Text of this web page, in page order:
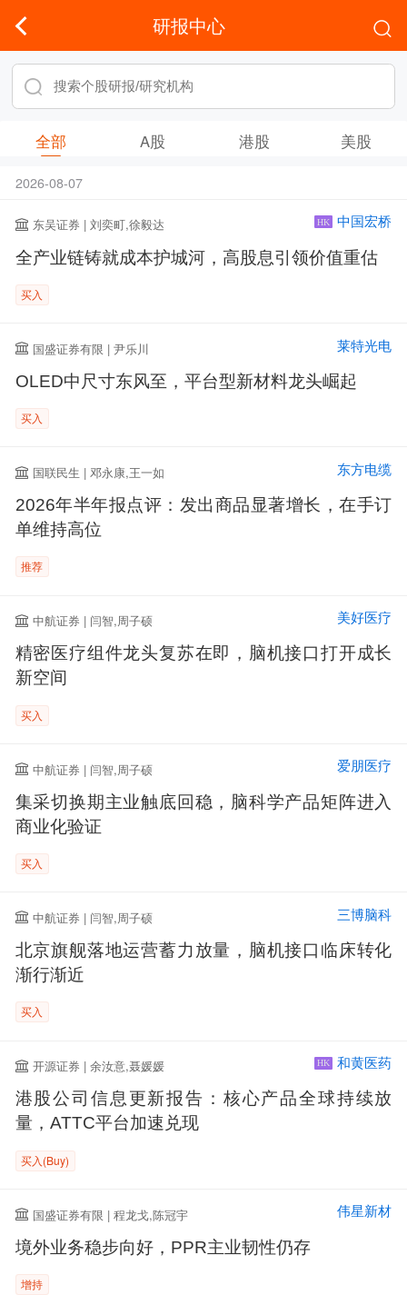
研报中心
全部 A股 港股 美股
2026-08-07
东吴证券 | 刘奕町,徐毅达 HK 中国宏桥
全产业链铸就成本护城河，高股息引领价值重估
买入
国盛证券有限 | 尹乐川 莱特光电
OLED中尺寸东风至，平台型新材料龙头崛起
买入
国联民生 | 邓永康,王一如 东方电缆
2026年半年报点评：发出商品显著增长，在手订
单维持高位
推荐
中航证券 | 闫智,周子硕 美好医疗
精密医疗组件龙头复苏在即，脑机接口打开成长
新空间
买入
中航证券 | 闫智,周子硕 爱朋医疗
集采切换期主业触底回稳，脑科学产品矩阵进入
商业化验证
买入
中航证券 | 闫智,周子硕 三博脑科
北京旗舰落地运营蓄力放量，脑机接口临床转化
渐行渐近
买入
开源证券 | 余汝意,聂媛媛 HK 和黄医药
港股公司信息更新报告：核心产品全球持续放
量，ATTC平台加速兑现
买入(Buy)
国盛证券有限 | 程龙戈,陈冠宇 伟星新材
境外业务稳步向好，PPR主业韧性仍存
增持